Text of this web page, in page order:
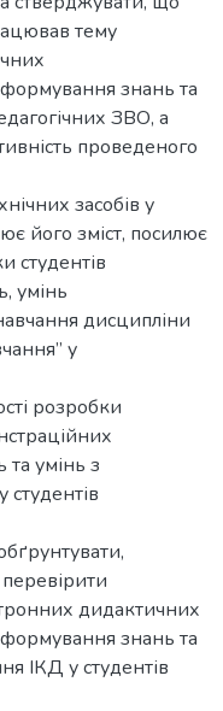
тему
знань та
ЗВО, а
проведеного
засобів у
його зміст, посилює
студентів
умінь
дисципліни
у
розробки
та умінь з
дидактичних
знань та
ІКД у студентів